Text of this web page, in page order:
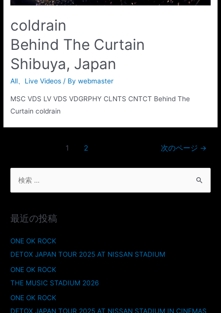
coldrain
Behind The Curtain
Shibuya, Japan
All Live Videos / Bywebmaster
MSC VDS LV VDS VDGRPHY CLNTS CNTCT Behind The
Curtain coldrain
1 2 次のページ →
最近の投稿
ONE OK ROCK
DETOX JAPAN TOUR 2025 AT NISSAN STADIUM
ONE OK ROCK
THE MUSIC STADIUM 2026
ONE OK ROCK
DETOX JAPAN TOUR 2025 AT NISSAN STADIUM IN CINEMAS